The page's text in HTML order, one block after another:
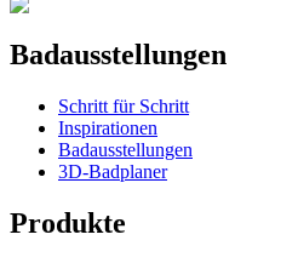
Badausstellungen
Schritt für Schritt
Inspirationen
Badausstellungen
3D-Badplaner
Produkte